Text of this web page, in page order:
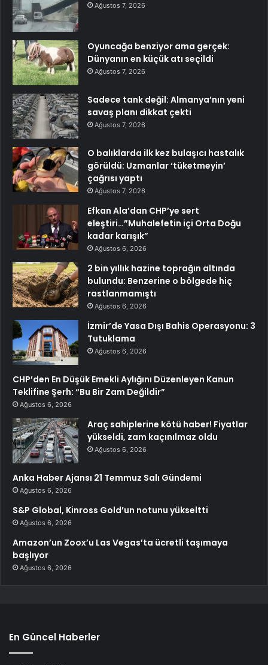
Ağustos 7, 2026
Oyuncağa benziyor ama gerçek:
Dünyanın en küçük atı seçildi
Ağustos 7, 2026
Sadece tank değil: Almanya’nın yeni
savaş planı dikkat çekti
Ağustos 7, 2026
O balıklarda ilk kez bulaşıcı hastalık
görüldü: Uzmanlar ‘tüketmeyin’
çağrısı yaptı
Ağustos 7, 2026
Efkan Ala’dan CHP’ye sert
eleştiri…”Muhalefetin içi Orta Doğu
kadar karışık”
Ağustos 6, 2026
2 bin yıllık hazine toprağın altında
bulundu: Benzerine o bölgede hiç
rastlanmamıştı
Ağustos 6, 2026
İzmir’de Yasa Dışı Bahis Operasyonu: 3
Tutuklama
Ağustos 6, 2026
CHP’den En Düşük Emekli Aylığını Düzenleyen Kanun
Teklifine Şerh: “Bu Bir Zam Değildir”
Ağustos 6, 2026
Araç sahiplerine kötü haber! Fiyatlar
yükseldi, zam kaçınılmaz oldu
Ağustos 6, 2026
Anka Haber Ajansı 21 Temmuz Salı Gündemi
Ağustos 6, 2026
S&P Global, Kinross Gold’un notunu yükseltti
Ağustos 6, 2026
Amazon’un Zoox’u Las Vegas’ta ücretli taşımaya
başlıyor
Ağustos 6, 2026
En Güncel Haberler